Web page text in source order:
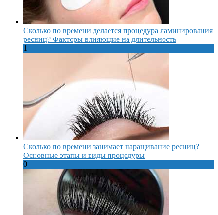
Сколько по времени делается процедура ламинирования
ресниц? Факторы влияющие на длительность
1
Сколько по времени занимает наращивание ресниц?
Основные этапы и виды процедуры
0